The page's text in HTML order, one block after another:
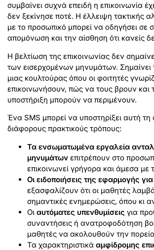
συμβαίνει συχνά επειδή η επικοινωνία
δεν ξεκίνησε ποτέ. Η έλλειψη τακτικής
με το προσωπικό μπορεί να οδηγήσει σε
απομόνωση και την αίσθηση ότι κανείς
Η βελτίωση της επικοινωνίας δεν
των εισερχομένων μηνυμάτων. Σημαίνει
μιας κουλτούρας όπου οι φοιτητές
επικοινωνήσουν, πώς να τους βρουν και
υποστήριξη μπορούν να περιμένουν.
Ένα SMS μπορεί να υποστηρίξει αυτή
διάφορους πρακτικούς τρόπους:
Τα ενσωματωμένα εργαλεία
μηνυμάτων επιτρέπουν στο
επικοινωνεί γρήγορα και άμεσα με
Οι ειδοποιήσεις της εφαρμογής
εξασφαλίζουν ότι οι μαθητές
σημαντικές ενημερώσεις, όπου κι
Οι αυτόματες υπενθυμίσεις για
συναντήσεις ή ανατροφοδότηση
μαθητές να ακολουθούν την
Τα χαρακτηριστικά αμφίδρομης